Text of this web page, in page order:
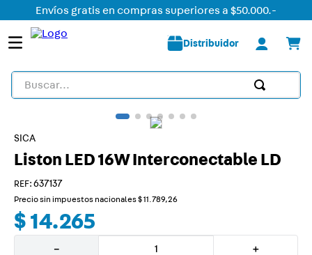
Envíos gratis en compras superiores a $50.000.-
Distribuidor
Buscar...
SICA
Liston LED 16W Interconectable LD
: 637137
Precio sin impuestos nacionales$11 789,26
$ 14.265
＋
－
TÉRMINOS MÁS BUSCADOS
1.
2 .
tomacorriente
3.
liston led
5.
plafon